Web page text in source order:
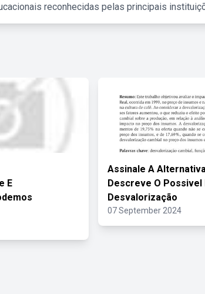
reconhecidas pelas principais
E
Assinale A
Descreve O Possivel
Desvalorização
07 September 2024